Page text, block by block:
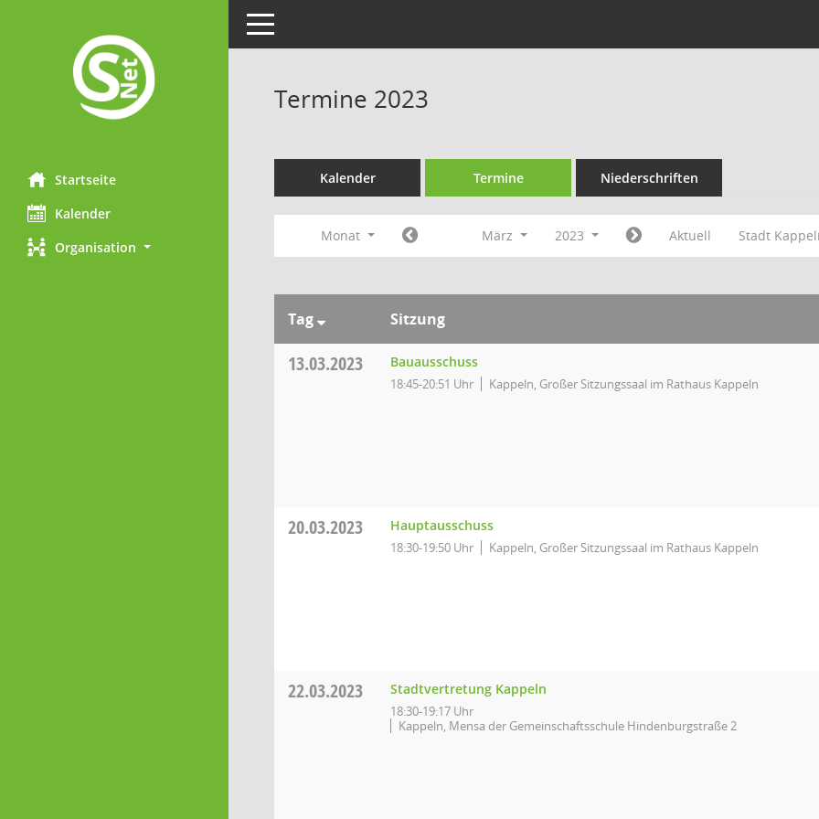
Startseite
Kalender
Organisation
Toggle navigation
Termine 2023
Kalender Termine Niederschriften
Monat März 2023 Aktuell Stadt
Tag Sitzung
13.03.2023 Bauausschuss
18:45-20:51 Uhr Kappeln, Großer Sitzungssaal im Rathaus Kappeln
20.03.2023 Hauptausschuss
18:30-19:50 Uhr Kappeln, Großer Sitzungssaal im Rathaus Kappeln
22.03.2023 Stadtvertretung Kappeln
18:30-19:17 Uhr
Kappeln, Mensa der Gemeinschaftsschule Hindenburgstraße 2